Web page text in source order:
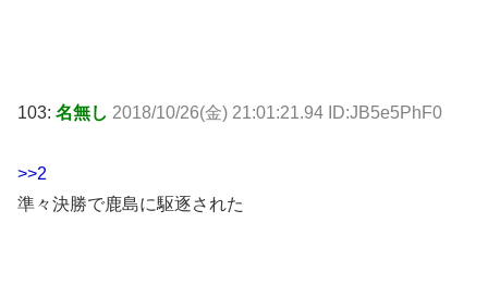
103: 名無し 2018/10/26(金) 21:01:21.94 ID:JB5e5PhF0
>>2
準々決勝で鹿島に駆逐された